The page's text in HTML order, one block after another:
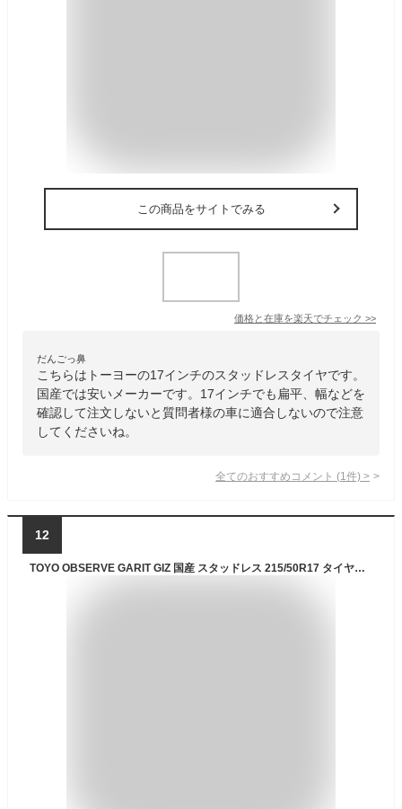
この商品をサイトでみる
価格と在庫を楽天でチェック >>
だんごっ鼻
こちらはトーヨーの17インチのスタッドレスタイヤです。
国産では安いメーカーです。17インチでも扁平、幅などを
確認して注文しないと質問者様の車に適合しないので注意
してくださいね。
全てのおすすめコメント (1 件) >
12
TOYO OBSERVE GARIT GIZ 国産 スタッドレス 215/50R17 タイヤのみ 4本セット